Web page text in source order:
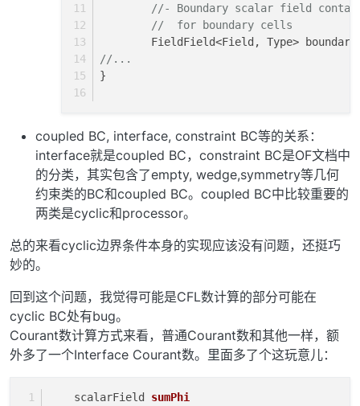
//- Boundary scalar field
//  for boundary cells
FieldField<Field, Type>
//...
}
coupled BC, interface, constraint BC等的关系：
interface就是coupled BC，constraint BC是OF文档中
的分类，其实包含了empty, wedge,symmetry等几何
约束类的BC和coupled BC。coupled BC中比较重要的
两类是cyclic和processor。
总的来看cyclic边界条件本身的实现应该没有问题，还挺巧
妙的。
回到这个问题，我觉得可能是CFL数计算的部分可能在
cyclic BC处有bug。
Courant数计算方式来看，普通Courant数和其他一样，额
外多了一个Interface Courant数。里面多了个这玩意儿：
    scalarField
sumPhi